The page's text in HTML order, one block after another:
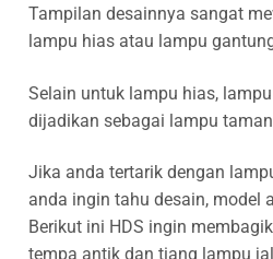
Tampilan desainnya sangat
lampu hias atau lampu
Selain untuk lampu hias,
dijadikan sebagai lampu
Jika anda tertarik dengan
anda ingin tahu desain, model
Berikut ini HDS ingin
tempa antik dan tiang lampu